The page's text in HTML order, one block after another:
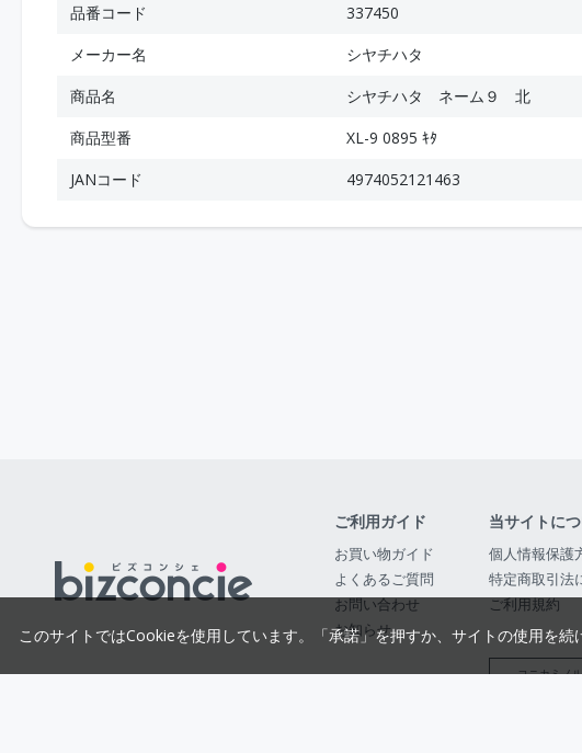
品番コード
337450
メーカー名
シヤチハタ
商品名
シヤチハタ ネーム９ 北
商品型番
XL-9 0895 ｷﾀ
JANコード
4974052121463
ご利用ガイド
お買い物ガイド
よくあるご質問
お問い合わせ
お知らせ
当サイトに
個人情報保護
特定商取引法
ご利用規約
コニカミノ
このサイトではCookieを使用しています。「承諾」を押すか、サイトの使用を続